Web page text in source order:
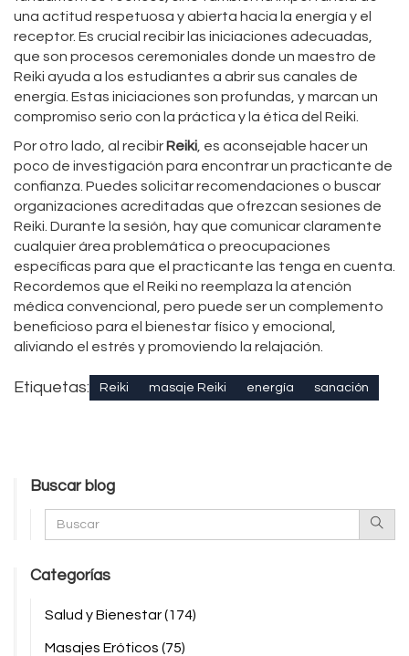
una actitud respetuosa y abierta hacia la energía y el
receptor. Es crucial recibir las iniciaciones adecuadas,
que son procesos ceremoniales donde un maestro de
Reiki ayuda a los estudiantes a abrir sus canales de
energía. Estas iniciaciones son profundas, y marcan un
compromiso serio con la práctica y la ética del Reiki.
Por otro lado, al recibirReiki , es aconsejable hacer un
poco de investigación para encontrar un practicante de
confianza. Puedes solicitar recomendaciones o buscar
organizaciones acreditadas que ofrezcan sesiones de
Reiki. Durante la sesión, hay que comunicar claramente
cualquier área problemática o preocupaciones
específicas para que el practicante las tenga en cuenta.
Recordemos que el Reiki no reemplaza la atención
médica convencional, pero puede ser un complemento
beneficioso para el bienestar físico y emocional,
aliviando el estrés y promoviendo la relajación.
Etiquetas: Reiki masaje Reiki energía sanación
Buscar blog
Categorías
Salud y Bienestar(174)
Masajes Eróticos (75)